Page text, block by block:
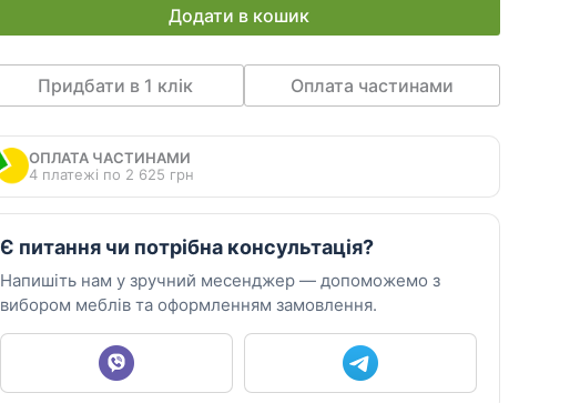
Додати в кошик
Придбати в 1 клік Оплата частинами
ОПЛАТА ЧАСТИНАМИ
4 платежі по 2 625 грн
Є питання чи потрібна консультація?
Напишіть нам у зручний месенджер — допоможемо з
вибором меблів та оформленням замовлення.